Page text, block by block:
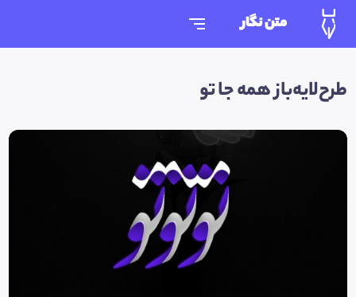
متن نگار
طرح‌لایه‌باز همه جا تو